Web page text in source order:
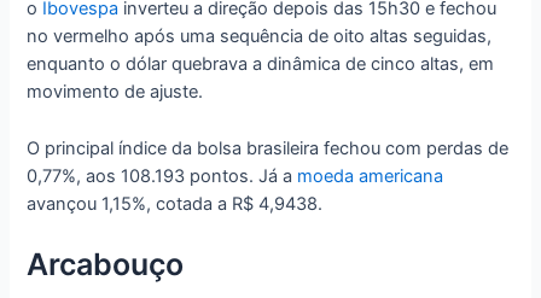
o Ibovespa inverteu a direção depois das 15h30 e fechou
no vermelho após uma sequência de oito altas seguidas,
enquanto o dólar quebrava a dinâmica de cinco altas, em
movimento de ajuste.
O principal índice da bolsa brasileira fechou com perdas de
0,77%, aos 108.193 pontos. Já a moeda americana
avançou 1,15%, cotada a R$ 4,9438.
Arcabouço